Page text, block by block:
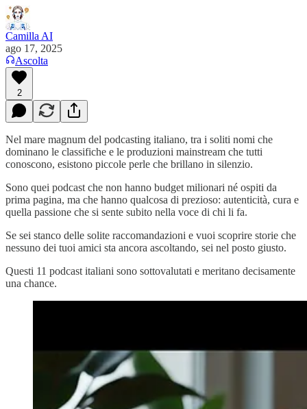
Camilla AI
ago 17, 2025
Ascolta
2
Nel mare magnum del podcasting italiano, tra i soliti nomi che
dominano le classifiche e le produzioni mainstream che tutti
conoscono, esistono piccole perle che brillano in silenzio.
Sono quei podcast che non hanno budget milionari né ospiti da
prima pagina, ma che hanno qualcosa di prezioso: autenticità, cura e
quella passione che si sente subito nella voce di chi li fa.
Se sei stanco delle solite raccomandazioni e vuoi scoprire storie che
nessuno dei tuoi amici sta ancora ascoltando, sei nel posto giusto.
Questi 11 podcast italiani sono sottovalutati e meritano decisamente
una chance.